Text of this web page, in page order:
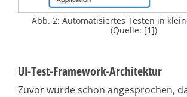
Abb. 2: Automatisiertes Testen in
(Quelle: [1])
UI-Test-Framework-Architektur
Zuvor wurde schon angesprochen,